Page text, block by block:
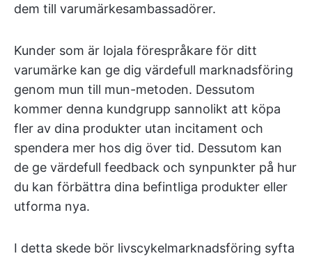
dem till varumärkesambassadörer.
Kunder som är lojala förespråkare för ditt
varumärke kan ge dig värdefull marknadsföring
genom mun till mun-metoden. Dessutom
kommer denna kundgrupp sannolikt att köpa
fler av dina produkter utan incitament och
spendera mer hos dig över tid. Dessutom kan
de ge värdefull feedback och synpunkter på hur
du kan förbättra dina befintliga produkter eller
utforma nya.
I detta skede bör livscykelmarknadsföring syfta